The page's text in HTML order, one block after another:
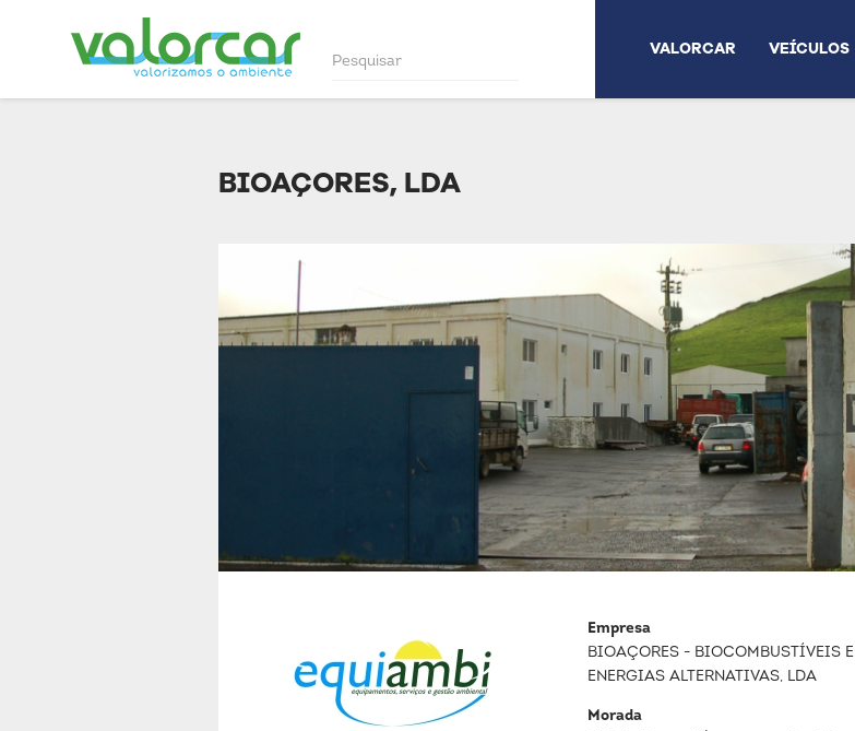
VALORCAR VEÍCULOS
BIOAÇORES, LDA
Empresa
BIOAÇORES - BIOCOMBUSTÍVEIS E
ENERGIAS ALTERNATIVAS, LDA
Morada